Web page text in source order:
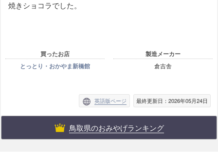
焼きショコラでした。
買ったお店
とっとり・おかやま新橋館
製造メーカー
倉吉舎
英語版ページ 最終更新日：2026年05月24日
鳥取県のおみやげランキング